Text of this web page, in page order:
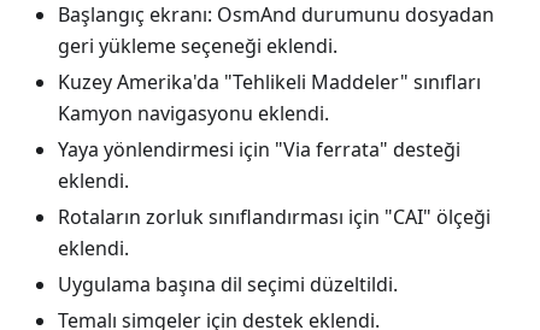
Başlangıç ekranı: OsmAnd durumunu dosyadan
geri yükleme seçeneği eklendi.
Kuzey Amerika'da "Tehlikeli Maddeler" sınıfları
Kamyon navigasyonu eklendi.
Yaya yönlendirmesi için "Via ferrata" desteği
eklendi.
Rotaların zorluk sınıflandırması için "CAI" ölçeği
eklendi.
Uygulama başına dil seçimi düzeltildi.
Temalı simgeler için destek eklendi.